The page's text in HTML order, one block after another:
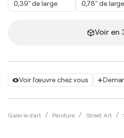
Voir l'œuvre chez vous
Galerie d'art Peinture Street Art
0,39" de large
0,78" de large
Voir en